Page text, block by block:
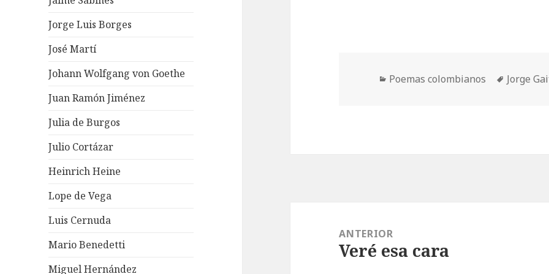
Jorge Luis Borges
José Martí
Johann Wolfgang von Goethe
Juan Ramón Jiménez
Julia de Burgos
Julio Cortázar
Heinrich Heine
Lope de Vega
Luis Cernuda
Mario Benedetti
Miguel Hernández
Categorías
Poemas colombianos Etiquetas
Jorge
entradas
ANTERIOR
Entrada
Veré esa cara